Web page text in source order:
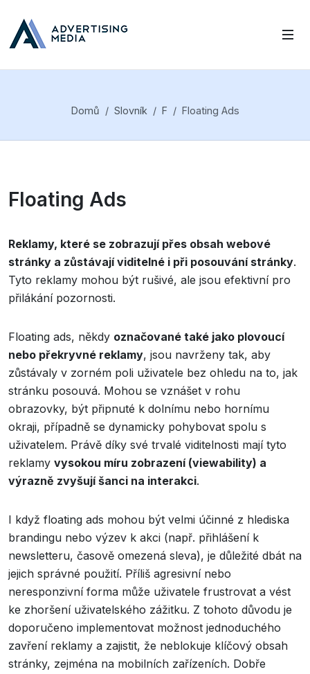
Domů Slovník F Floating Ads
Floating Ads
Reklamy, které se zobrazují přes obsah webové
stránky a zůstávají viditelné i při posouvání stránky.
Tyto reklamy mohou být rušivé, ale jsou efektivní pro
přilákání pozornosti.
Floating ads, někdy označované také jako plovoucí
nebo překryvné reklamy, jsou navrženy tak, aby
zůstávaly v zorném poli uživatele bez ohledu na to, jak
stránku posouvá. Mohou se vznášet v rohu
obrazovky, být připnuté k dolnímu nebo hornímu
okraji, případně se dynamicky pohybovat spolu s
uživatelem. Právě díky své trvalé viditelnosti mají tyto
reklamy vysokou míru zobrazení (viewability) a
výrazně zvyšují šanci na interakci.
I když floating ads mohou být velmi účinné z hlediska
brandingu nebo výzev k akci (např. přihlášení k
newsletteru, časově omezená sleva), je důležité dbát na
jejich správné použití. Příliš agresivní nebo
neresponzivní forma může uživatele frustrovat a vést
ke zhoršení uživatelského zážitku. Z tohoto důvodu je
doporučeno implementovat možnost jednoduchého
zavření reklamy a zajistit, že neblokuje klíčový obsah
stránky, zejména na mobilních zařízeních. Dobře